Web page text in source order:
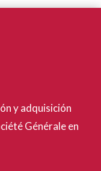
y adquisición
Générale en